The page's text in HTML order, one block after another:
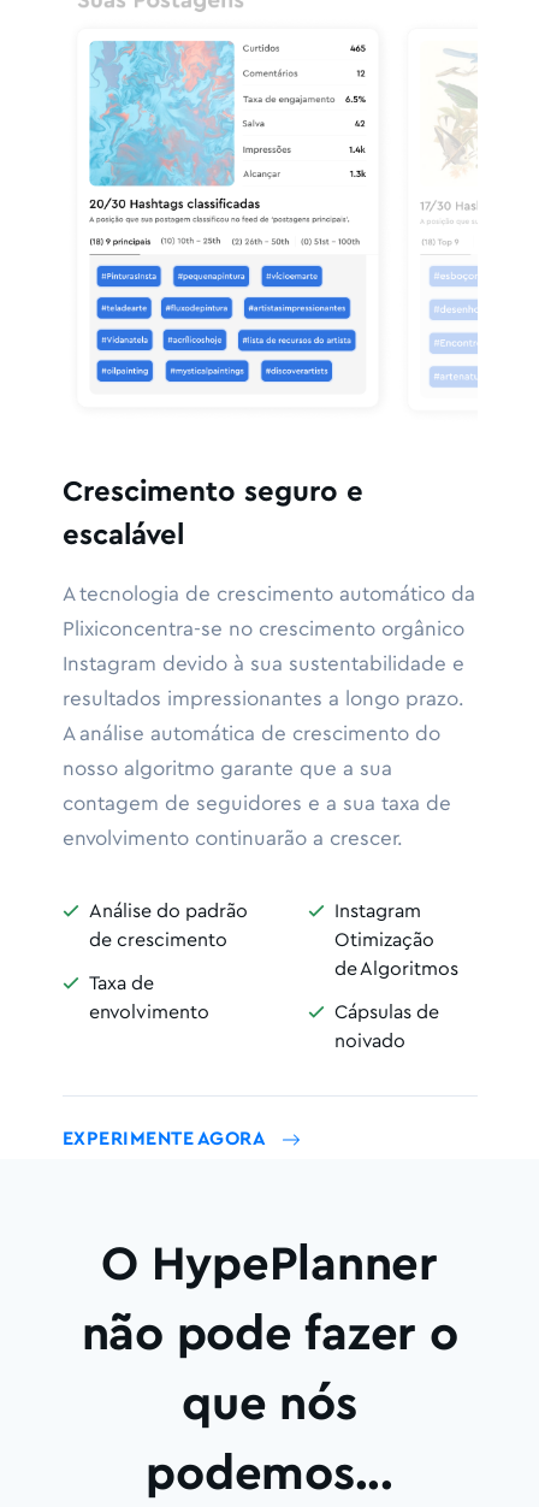
Crescimento seguro e
escalável
A tecnologia de crescimento automático da
Plixiconcentra-se no crescimento orgânico
Instagram devido à sua sustentabilidade e
resultados impressionantes a longo prazo.
A análise automática de crescimento do
nosso algoritmo garante que a sua
contagem de seguidores e a sua taxa de
envolvimento continuarão a crescer.

Análise do padrão
de crescimento

Taxa de
envolvimento

Instagram
Otimização
de Algoritmos

Cápsulas de
noivado
EXPERIMENTE AGORA
O HypePlanner
não pode fazer o
que nós
podemos...